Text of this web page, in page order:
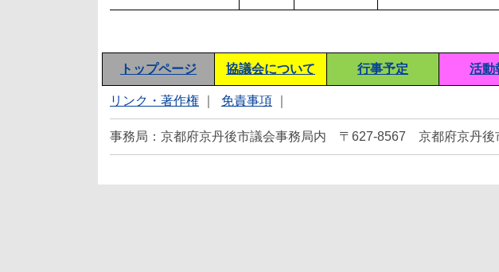
トップページ 協議会について 行事予定 活動
リンク・著作権 免責事項
事務局：京都府京丹後市議会事務局内 〒627‐8567 京都府京丹